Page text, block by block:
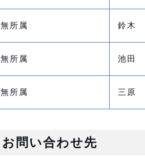
無所属 鈴木
無所属 池田
無所属 三原
お問い合わせ先